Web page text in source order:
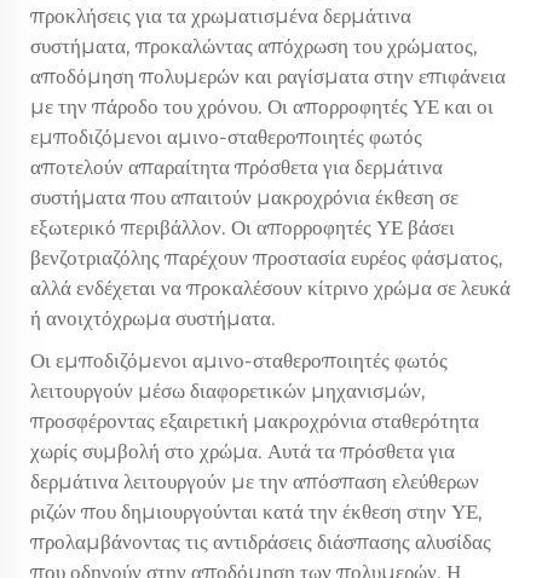
προκλήσεις για τα χρωματισμένα δερμάτινα
συστήματα, προκαλώντας απόχρωση του χρώματος,
αποδόμηση πολυμερών και ραγίσματα στην επιφάνεια
με την πάροδο του χρόνου. Οι απορροφητές ΥΕ και οι
εμποδιζόμενοι αμινο-σταθεροποιητές φωτός
αποτελούν απαραίτητα πρόσθετα για δερμάτινα
συστήματα που απαιτούν μακροχρόνια έκθεση σε
εξωτερικό περιβάλλον. Οι απορροφητές ΥΕ βάσει
βενζοτριαζόλης παρέχουν προστασία ευρέος φάσματος,
αλλά ενδέχεται να προκαλέσουν κίτρινο χρώμα σε λευκά
ή ανοιχτόχρωμα συστήματα.
Οι εμποδιζόμενοι αμινο-σταθεροποιητές φωτός
λειτουργούν μέσω διαφορετικών μηχανισμών,
προσφέροντας εξαιρετική μακροχρόνια σταθερότητα
χωρίς συμβολή στο χρώμα. Αυτά τα πρόσθετα για
δερμάτινα λειτουργούν με την απόσπαση ελεύθερων
ριζών που δημιουργούνται κατά την έκθεση στην ΥΕ,
προλαμβάνοντας τις αντιδράσεις διάσπασης αλυσίδας
που οδηγούν στην αποδόμηση των πολυμερών. Η